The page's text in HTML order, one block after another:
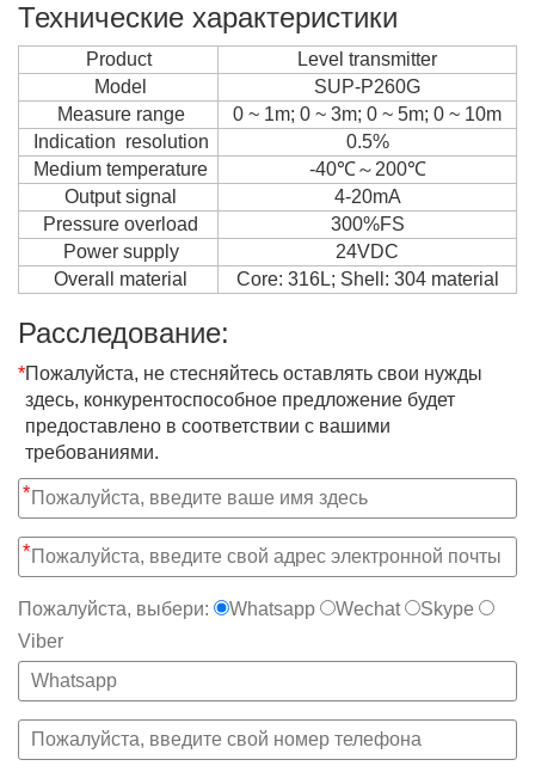
Технические характеристики
Product
Level transmitter
Model
SUP-P260G
Measure range
0 ~ 1m; 0 ~ 3m; 0 ~ 5m; 0 ~ 10m
Indication resolution
0.5%
Medium temperature
-40℃～200℃
Output signal
4-20mA
Pressure overload
300%FS
Power supply
24VDC
Overall material
Core: 316L; Shell: 304 material
Расследование:
*Пожалуйста, не стесняйтесь оставлять свои нужды
здесь, конкурентоспособное предложение будет
предоставлено в соответствии с вашими
требованиями.
*
*
Пожалуйста, выбери: Whatsapp Wechat
Skype
Viber